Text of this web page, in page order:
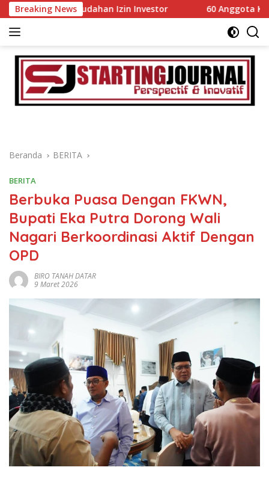
Langsung
ke
konten
Breaking News
Kemudahan Izin Investor 60 Anggota Kontingen
Beranda BERITA
BERITA
Berbuka Puasa Dengan FKWN,
Bupati Eka Putra Dorong Wali
Nagari Berkoordinasi Aktif Dengan
OPD
BIRO TANAH DATAR
9 Maret 2026